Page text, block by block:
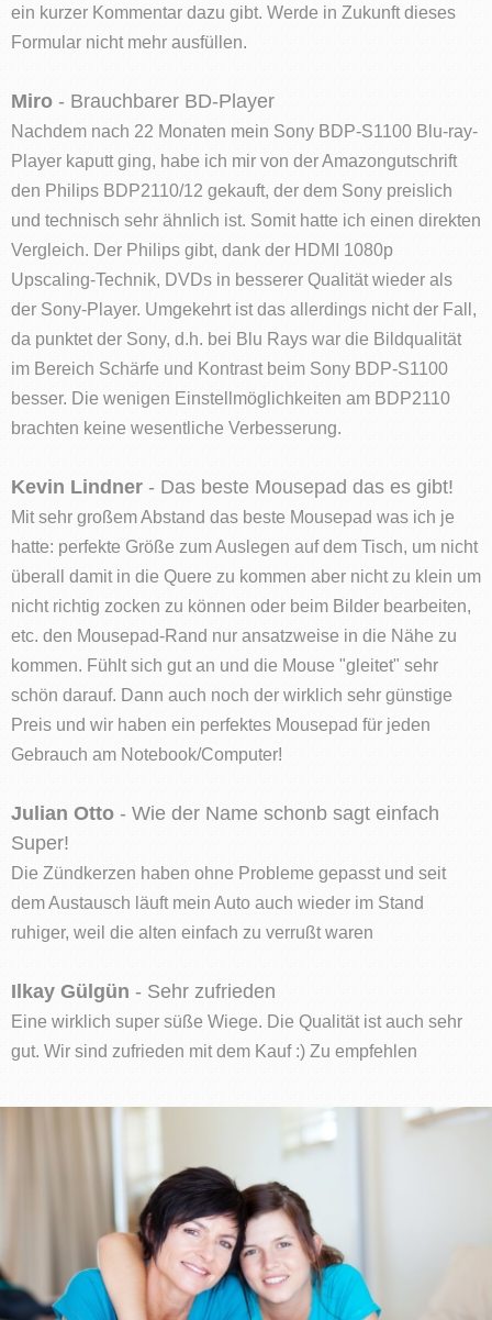
ein kurzer Kommentar dazu gibt. Werde in Zukunft dieses
Formular nicht mehr ausfüllen.
Miro - Brauchbarer BD-Player
Nachdem nach 22 Monaten mein Sony BDP-S1100 Blu-ray-
Player kaputt ging, habe ich mir von der Amazongutschrift
den Philips BDP2110/12 gekauft, der dem Sony preislich
und technisch sehr ähnlich ist. Somit hatte ich einen direkten
Vergleich. Der Philips gibt, dank der HDMI 1080p
Upscaling-Technik, DVDs in besserer Qualität wieder als
der Sony-Player. Umgekehrt ist das allerdings nicht der Fall,
da punktet der Sony, d.h. bei Blu Rays war die Bildqualität
im Bereich Schärfe und Kontrast beim Sony BDP-S1100
besser. Die wenigen Einstellmöglichkeiten am BDP2110
brachten keine wesentliche Verbesserung.
Kevin Lindner - Das beste Mousepad das es gibt!
Mit sehr großem Abstand das beste Mousepad was ich je
hatte: perfekte Größe zum Auslegen auf dem Tisch, um nicht
überall damit in die Quere zu kommen aber nicht zu klein um
nicht richtig zocken zu können oder beim Bilder bearbeiten,
etc. den Mousepad-Rand nur ansatzweise in die Nähe zu
kommen. Fühlt sich gut an und die Mouse "gleitet" sehr
schön darauf. Dann auch noch der wirklich sehr günstige
Preis und wir haben ein perfektes Mousepad für jeden
Gebrauch am Notebook/Computer!
Julian Otto - Wie der Name schonb sagt einfach
Super!
Die Zündkerzen haben ohne Probleme gepasst und seit
dem Austausch läuft mein Auto auch wieder im Stand
ruhiger, weil die alten einfach zu verrußt waren
Ilkay Gülgün - Sehr zufrieden
Eine wirklich super süße Wiege. Die Qualität ist auch sehr
gut. Wir sind zufrieden mit dem Kauf :) Zu empfehlen